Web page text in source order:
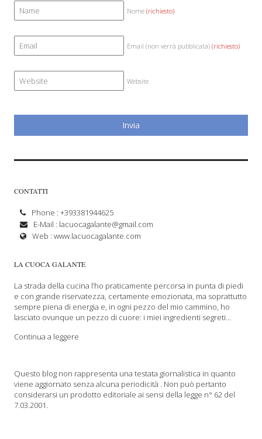
Nome(richiesto)
Email (non verrà pubblicata)(richiesto)
Website
CONTATTI
Phone : +393381944625
E-Mail : lacuocagalante@gmail.com
Web :www.lacuocagalante.com
LA CUOCA GALANTE
La strada della cucina l’ho praticamente percorsa in punta di piedi
e con grande riservatezza, certamente emozionata, ma soprattutto
sempre piena di energia e, in ogni pezzo del mio cammino, ho
lasciato ovunque un pezzo di cuore: i miei ingredienti segreti...
Continua a leggere
Questo blog non rappresenta una testata giornalistica in quanto
viene aggiornato senza alcuna periodicità . Non può pertanto
considerarsi un prodotto editoriale ai sensi della legge n° 62 del
7.03.2001.